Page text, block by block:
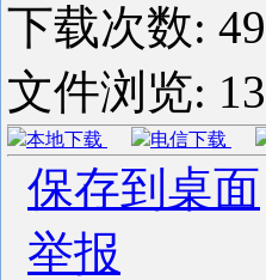
下载次数:
文件浏览:
本地下载 电信下载
保存到桌面
举报